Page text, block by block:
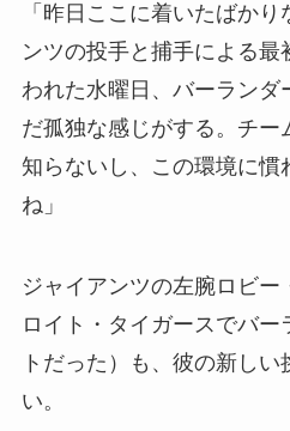
「昨日ここに着いたばか
ンツの投手と捕手による
われた水曜日、バーランダ
だ孤独な感じがする。チー
知らないし、この環境に慣
ね」
ジャイアンツの左腕ロビー
ロイト・タイガースでバ
トだった）も、彼の新し
い。